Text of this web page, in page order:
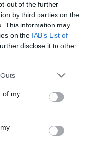
out of the further
by third parties on the
This information may
on the IAB’s List of
disclose it to other
one or more Google
You may click to
its third-party tags to
in below Google
of my